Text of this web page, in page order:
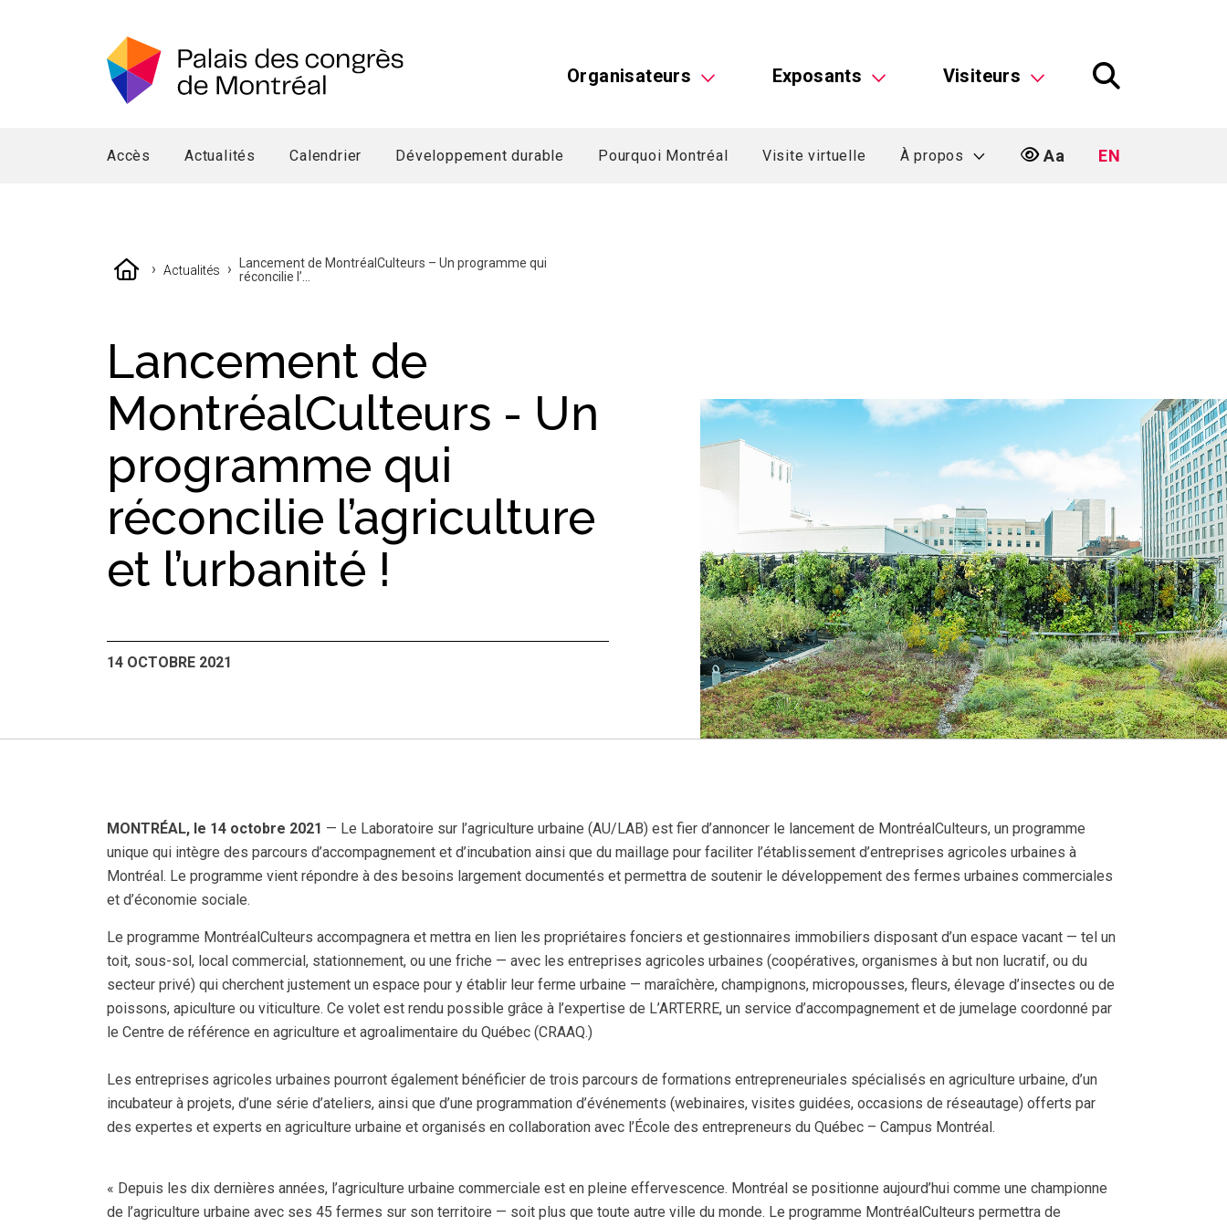
Organisateurs Exposants Visiteurs
Accès Actualités Calendrier Développement durable Pourquoi Montréal Visite virtuelle À propos Aa EN
› Actualités ›
Lancement de MontréalCulteurs – Un programme qui
réconcilie l’...
Lancement de
MontréalCulteurs - Un
programme qui
réconcilie l’agriculture
et l’urbanité !
14 OCTOBRE 2021
MONTRÉAL, le 14 octobre 2021 — Le Laboratoire sur l’agriculture urbaine (AU/LAB) est fier d’annoncer le lancement de MontréalCulteurs, un programme
unique qui intègre des parcours d’accompagnement et d’incubation ainsi que du maillage pour faciliter l’établissement d’entreprises agricoles urbaines à
Montréal. Le programme vient répondre à des besoins largement documentés et permettra de soutenir le développement des fermes urbaines commerciales
et d’économie sociale.
Le programme MontréalCulteurs accompagnera et mettra en lien les propriétaires fonciers et gestionnaires immobiliers disposant d’un espace vacant — tel un
toit, sous-sol, local commercial, stationnement, ou une friche — avec les entreprises agricoles urbaines (coopératives, organismes à but non lucratif, ou du
secteur privé) qui cherchent justement un espace pour y établir leur ferme urbaine — maraîchère, champignons, micropousses, fleurs, élevage d’insectes ou de
poissons, apiculture ou viticulture. Ce volet est rendu possible grâce à l’expertise de L’ARTERRE, un service d’accompagnement et de jumelage coordonné par
le Centre de référence en agriculture et agroalimentaire du Québec (CRAAQ.)
Les entreprises agricoles urbaines pourront également bénéficier de trois parcours de formations entrepreneuriales spécialisés en agriculture urbaine, d’un
incubateur à projets, d’une série d’ateliers, ainsi que d’une programmation d’événements (webinaires, visites guidées, occasions de réseautage) offerts par
des expertes et experts en agriculture urbaine et organisés en collaboration avec l’École des entrepreneurs du Québec – Campus Montréal.
« Depuis les dix dernières années, l’agriculture urbaine commerciale est en pleine effervescence. Montréal se positionne aujourd’hui comme une championne
de l’agriculture urbaine avec ses 45 fermes sur son territoire — soit plus que toute autre ville du monde. Le programme MontréalCulteurs permettra de